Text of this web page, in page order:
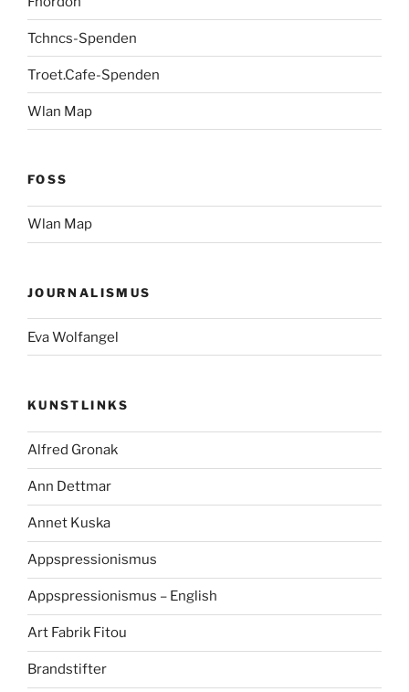
Tchncs-Spenden
Troet.Cafe-Spenden
Wlan Map
FOSS
Wlan Map
JOURNALISMUS
Eva Wolfangel
KUNSTLINKS
Alfred Gronak
Ann Dettmar
Annet Kuska
Appspressionismus
Appspressionismus – English
Art Fabrik Fitou
Brandstifter